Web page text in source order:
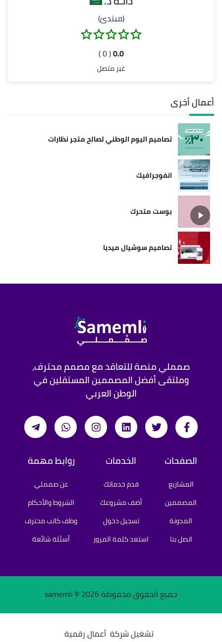
(مبتدئ)
0.0
( 0 )
غير متصل
أعمال أخرى
تصاميم اليوم الوطني لصالح متجر نظارات
انفوجرافيك
بوست متحرك
تصاميم سوشيال ميديا
صمملي منصة للتعاقد مع مصمم محترف،
وملتقى أفضل المصممين المستقلين في
الوطن العربي
الصفحات
المشاريع
المصممين
المدونة
اتصل بنا
الخدمات
قدم خدماتك
أضف مشروعك
تسجيل دخول
استعد كلمة المرور
روابط مهمة
عن صمملي
الشروط والأحكام
وظف كاتب محترف
أسئلة شائعة
جميع الحقوق محفوظة samemli ©2026
تشغيل شركة أعمال رقمية